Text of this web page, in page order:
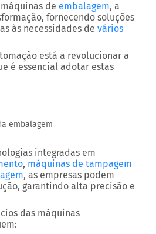
de embalagem, a
fornecendo soluções
às necessidades de vários
está a revolucionar a
é essencial adotar estas
embalagem
integradas em
, máquinas de tampagem
, as empresas podem
garantindo alta precisão e
das máquinas